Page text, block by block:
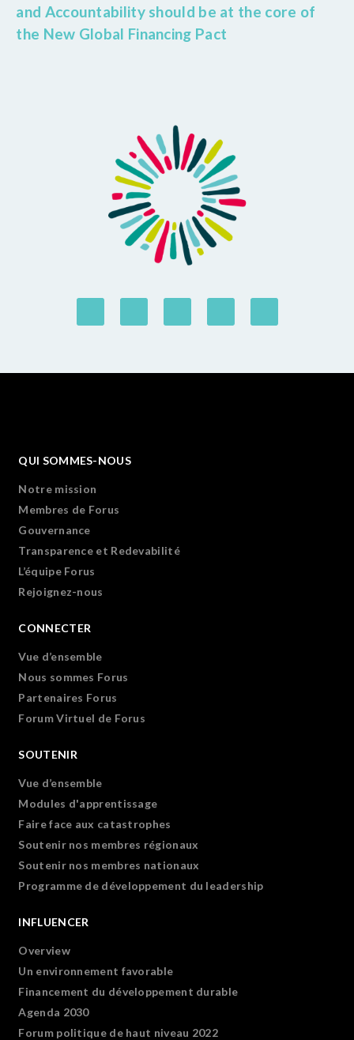
and Accountability should be at the core of
the New Global Financing Pact
QUI SOMMES-NOUS
Notre mission
Membres de Forus
Gouvernance
Transparence et Redevabilité
L’équipe Forus
Rejoignez-nous
CONNECTER
Vue d’ensemble
Nous sommes Forus
Partenaires Forus
Forum Virtuel de Forus
SOUTENIR
Vue d’ensemble
Modules d'apprentissage
Faire face aux catastrophes
Soutenir nos membres régionaux
Soutenir nos membres nationaux
Programme de développement du leadership
INFLUENCER
Overview
Un environnement favorable
Financement du développement durable
Agenda 2030
Forum politique de haut niveau 2022